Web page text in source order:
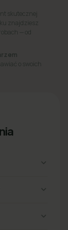
skutecznej
znajdziesz
— od
o swoich